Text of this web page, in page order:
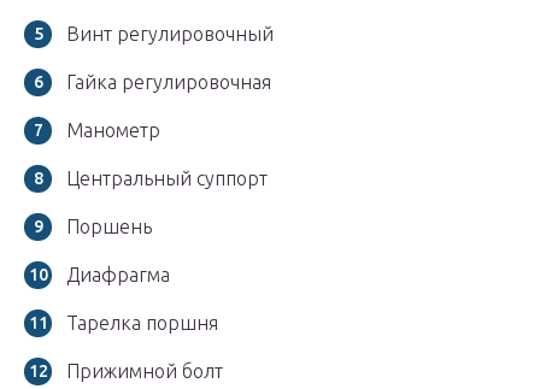
Винт регулировочный
Гайка регулировочная
Манометр
Центральный суппорт
Поршень
Диафрагма
Тарелка поршня
Прижимной болт